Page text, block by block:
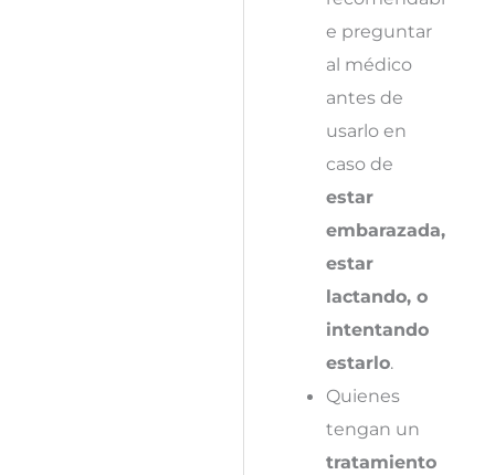
e preguntar
al médico
antes de
usarlo en
caso de
estar
embarazada,
estar
lactando, o
intentando
estarlo.
Quienes
tengan un
tratamiento